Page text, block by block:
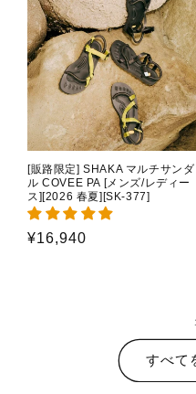
[販路限定] SHAKA マルチサンダ
ル COVEE PA [メンズ/レディー
ス][2026 春夏][SK-377]
通
¥16,940
すべて